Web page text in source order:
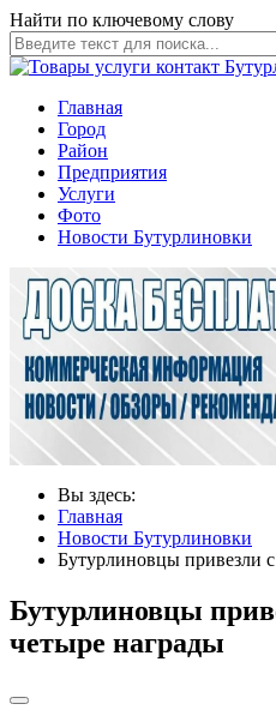
Найти по ключевому слову
Главная
Город
Район
Предприятия
Услуги
Фото
Новости Бутурлиновки
Вы здесь:
Главная
Новости Бутурлиновки
Бутурлиновцы привезли
Бутурлиновцы
четыре награды